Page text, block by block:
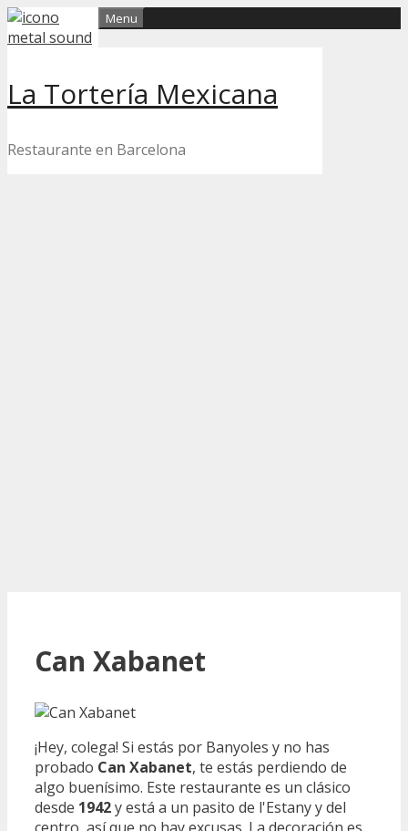
Skip
to
La Tortería Mexicana
Restaurante en Barcelona
Menu
Can Xabanet
¡Hey, colega! Si estás por Banyoles y no has
probado Can Xabanet, te estás perdiendo de
algo buenísimo. Este restaurante es un clásico
desde 1942y está a un pasito de l'Estany y del